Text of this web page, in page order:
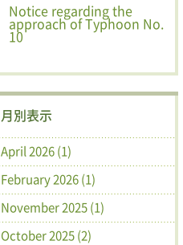
Notice regarding the
approach of Typhoon No.
10
月別表示
April 2026 (1)
February 2026 (1)
November 2025 (1)
October 2025 (2)